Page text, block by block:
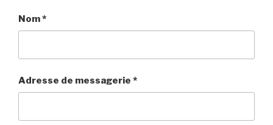
Nom*
Adresse de messagerie *